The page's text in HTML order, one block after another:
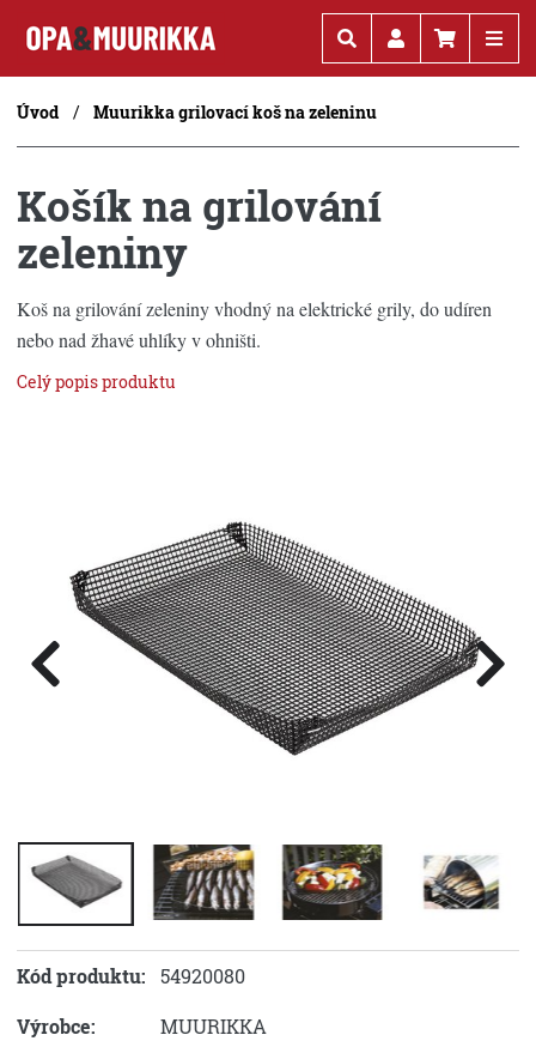
Úvod Muurikka grilovací koš na zeleninu
Košík na grilování
zeleniny
Koš na grilování zeleniny vhodný na elektrické grily, do udíren
nebo nad žhavé uhlíky v ohništi.
Celý popis produktu
Kód produktu: 54920080
Výrobce:
MUURIKKA